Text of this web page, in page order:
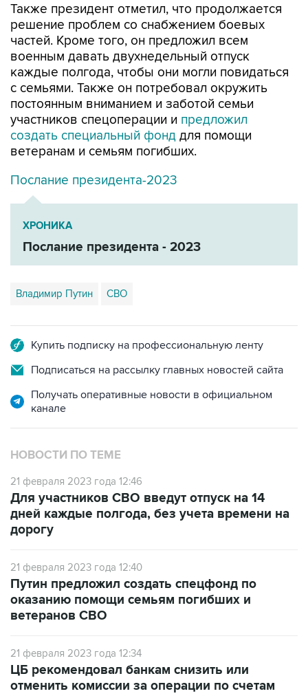
Также президент отметил, что продолжается
решение проблем со снабжением боевых
частей. Кроме того, он предложил всем
военным давать двухнедельный отпуск
каждые полгода, чтобы они могли повидаться
с семьями. Также он потребовал окружить
постоянным вниманием и заботой семьи
участников спецоперации и предложил
создать специальный фонд для помощи
ветеранам и семьям погибших.
Послание президента-2023
ХРОНИКА
Послание президента - 2023
Владимир Путин СВО
Купить подписку на профессиональную ленту
Подписаться на рассылку главных новостей сайта
Получать оперативные новости в официальном
канале
НОВОСТИ ПО ТЕМЕ
21 февраля 2023 года 12:46
Для участников СВО введут отпуск на 14
дней каждые полгода, без учета времени на
дорогу
21 февраля 2023 года 12:40
Путин предложил создать спецфонд по
оказанию помощи семьям погибших и
ветеранов СВО
21 февраля 2023 года 12:34
ЦБ рекомендовал банкам снизить или
отменить комиссии за операции по счетам